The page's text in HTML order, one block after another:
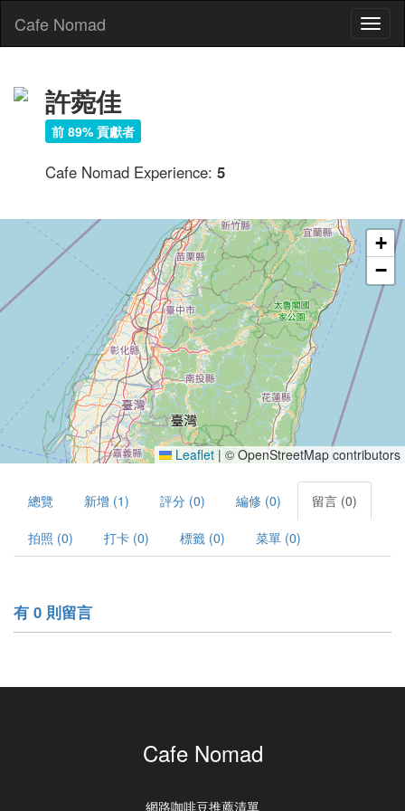
Cafe Nomad
許菀佳
前 89% 貢獻者
Cafe Nomad Experience: 5
+
−
Leaflet |© OpenStreetMap contributors
總覽 新增 (1) 評分 (0) 編修 (0) 留言 (0)
拍照 (0) 打卡 (0) 標籤 (0) 菜單 (0)
有 0 則留言
Cafe Nomad
網路咖啡豆推薦清單